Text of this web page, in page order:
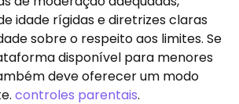
idade rígidas e diretrizes claras
sobre o respeito aos limites. Se
disponível para menores
deve oferecer um modo
controles parentais.